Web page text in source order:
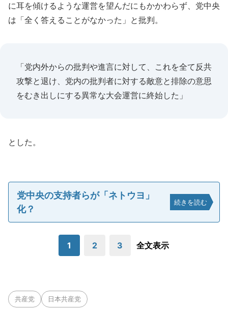
に耳を傾けるような運営を望んだにもかかわらず、党中央
は「全く答えることがなかった」と批判。
「党内外からの批判や進言に対して、これを全て反共
攻撃と退け、党内の批判者に対する敵意と排除の意思
をむき出しにする異常な大会運営に終始した」
とした。
党中央の支持者らが「ネトウヨ」
化？
続きを読む
1 2 3 全文表示
共産党 日本共産党